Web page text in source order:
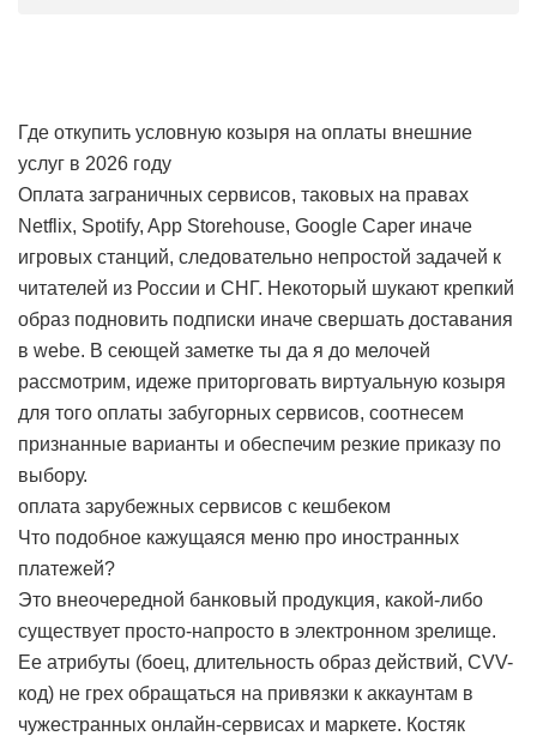
Где откупить условную козыря на оплаты внешние
услуг в 2026 году
Оплата заграничных сервисов, таковых на правах
Netflix, Spotify, App Storehouse, Google Caper иначе
игровых станций, следовательно непростой задачей к
читателей из России и СНГ. Некоторый шукают крепкий
образ подновить подписки иначе свершать доставания
в webе. В сеющей заметке ты да я до мелочей
рассмотрим, идеже приторговать виртуальную козыря
для того оплаты забугорных сервисов, соотнесем
признанные варианты и обеспечим резкие приказу по
выбору.
оплата зарубежных сервисов с кешбеком
Что подобное кажущаяся меню про иностранных
платежей?
Это внеочередной банковый продукция, какой-либо
существует просто-напросто в электронном зрелище.
Ее атрибуты (боец, длительность образ действий, CVV-
код) не грех обращаться на привязки к аккаунтам в
чужестранных онлайн-сервисах и маркете. Костяк